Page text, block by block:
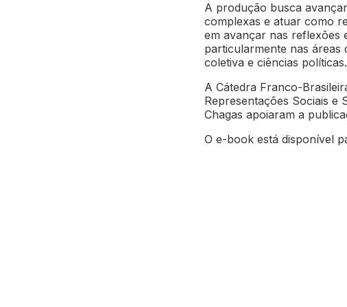
A produção busca
complexas e atuar como
em avançar nas reflexões
particularmente nas áreas
coletiva e ciências políticas.
A Cátedra Franco-
Representações Sociais e
Chagas apoiaram a
O e-book está disponível